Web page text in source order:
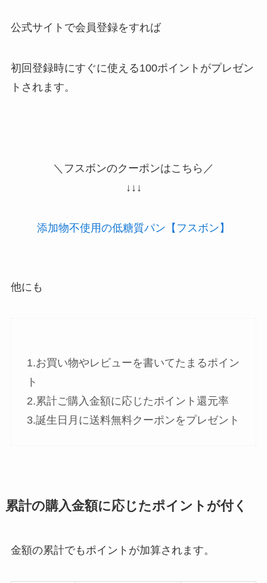
公式サイトで会員登録をすれば
初回登録時にすぐに使える100ポイントがプレゼン
トされます。
＼フスボンのクーポンはこちら／
↓↓↓
添加物不使用の低糖質パン【フスボン】
他にも
1.お買い物やレビューを書いてたまるポイン
ト
2.累計ご購入金額に応じたポイント還元率
3.誕生日月に送料無料クーポンをプレゼント
累計の購入金額に応じたポイントが付く
金額の累計でもポイントが加算されます。